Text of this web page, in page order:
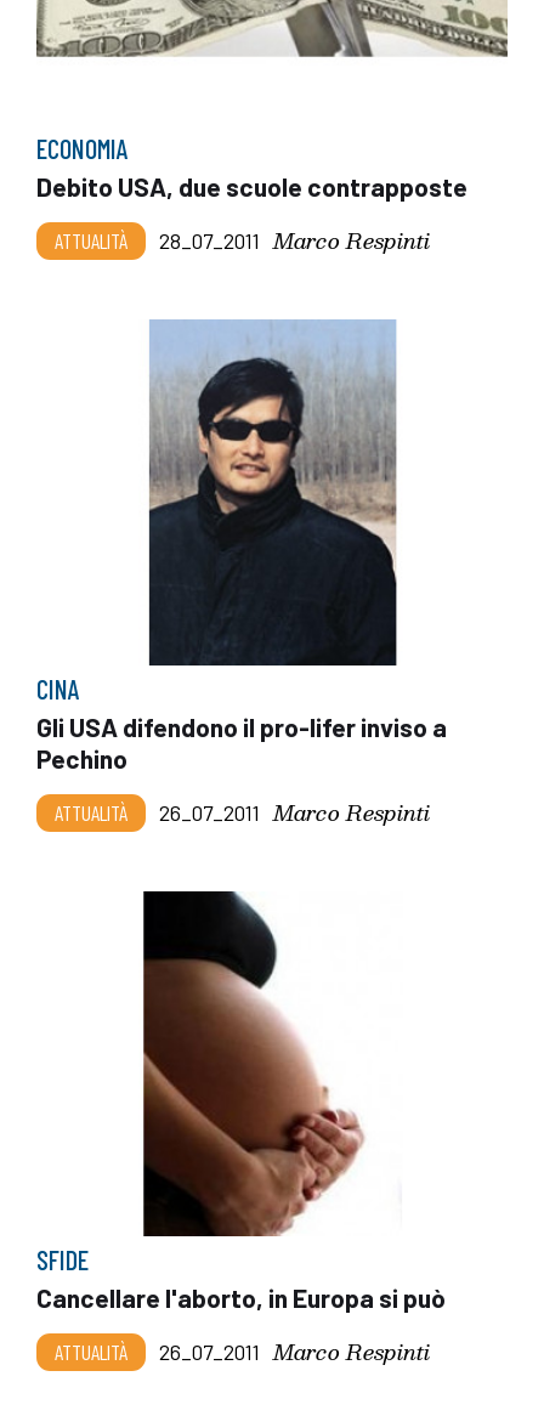
ECONOMIA
Debito USA, due scuole contrapposte
ATTUALITÀ 28_07_2011 Marco Respinti
CINA
Gli USA difendono il pro-lifer inviso a
Pechino
ATTUALITÀ 26_07_2011 Marco Respinti
SFIDE
Cancellare l'aborto, in Europa si può
ATTUALITÀ 26_07_2011 Marco Respinti